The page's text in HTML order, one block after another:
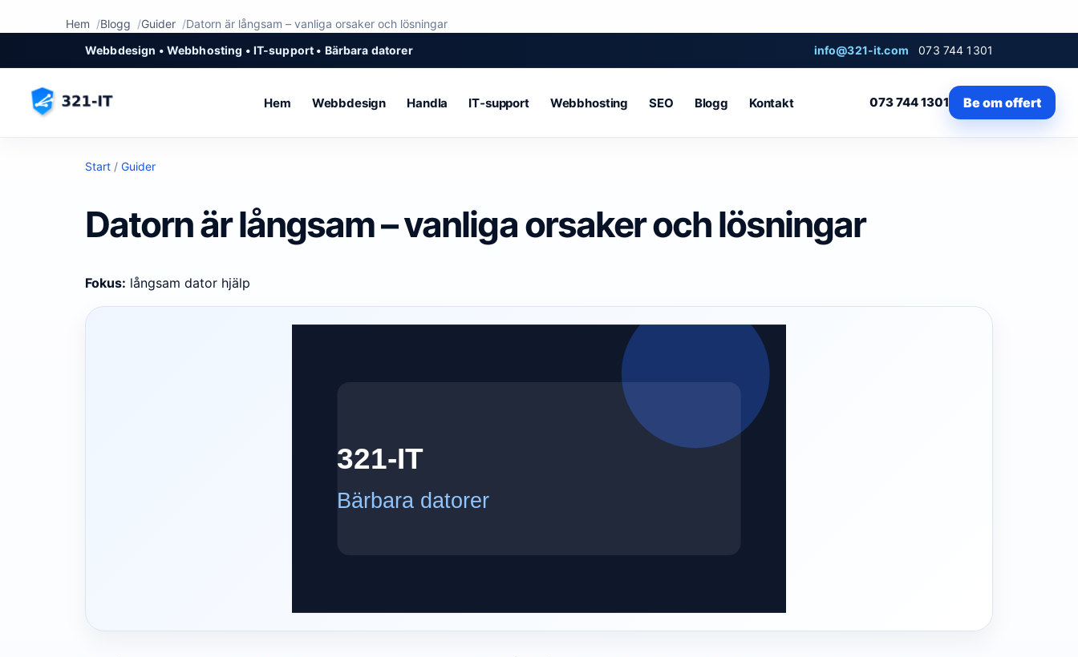
Hem Blogg Guider
Datorn är långsam – vanliga orsaker och lösningar
Webbdesign • Webbhosting • IT-support • Bärbara datorer
info@321-it.com 073 744 1301
Hem Webbdesign Handla IT‑support Webbhosting SEO Blogg Kontakt 073 744 1301 Be om offert
Start / Guider
Datorn är långsam – vanliga orsaker och lösningar
Fokus: långsam dator hjälp